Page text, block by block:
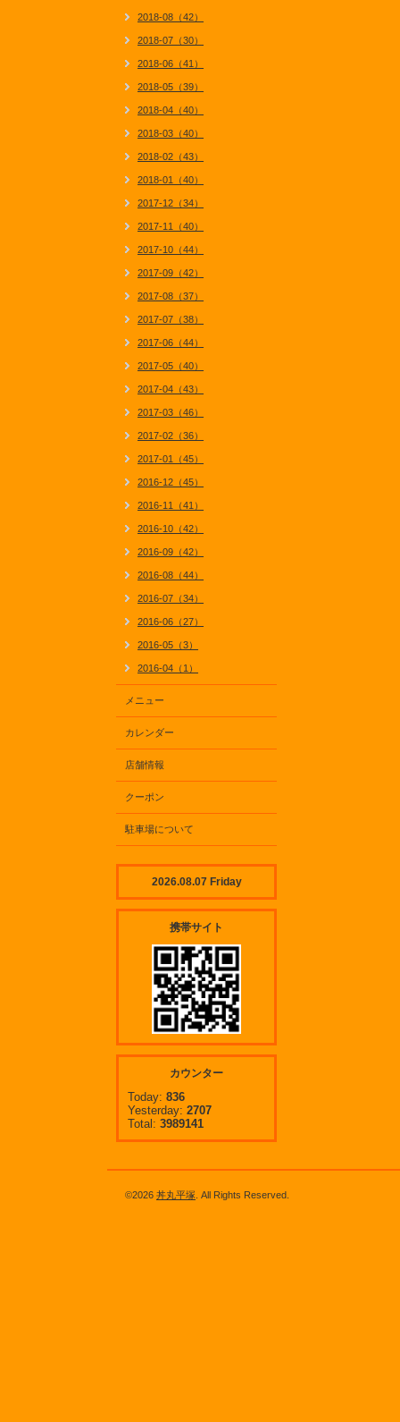
2018-08（42）
2018-07（30）
2018-06（41）
2018-05（39）
2018-04（40）
2018-03（40）
2018-02（43）
2018-01（40）
2017-12（34）
2017-11（40）
2017-10（44）
2017-09（42）
2017-08（37）
2017-07（38）
2017-06（44）
2017-05（40）
2017-04（43）
2017-03（46）
2017-02（36）
2017-01（45）
2016-12（45）
2016-11（41）
2016-10（42）
2016-09（42）
2016-08（44）
2016-07（34）
2016-06（27）
2016-05（3）
2016-04（1）
メニュー
カレンダー
店舗情報
クーポン
駐車場について
2026.08.07 Friday
携帯サイト
カウンター
Today: 836
Yesterday: 2707
Total: 3989141
©2026 丼丸平塚 . All Rights Reserved.